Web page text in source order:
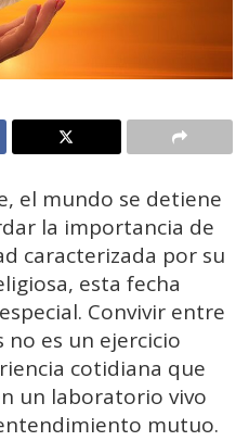
el mundo se detiene
la importancia de
caracterizada por su
esta fecha
Convivir entre
es un ejercicio
cotidiana que
un laboratorio vivo
mutuo.